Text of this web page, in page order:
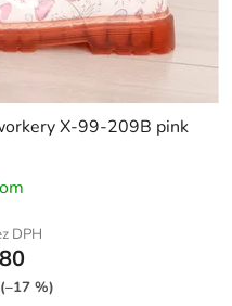
X-99-209B pink
DPH
(–17 %)